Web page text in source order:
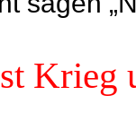
Krieg